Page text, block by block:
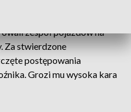
zespół pojazdów na
Za stwierdzone
postępowania
Grozi mu wysoka kara